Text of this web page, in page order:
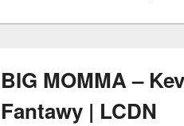
BIG MOMMA –
Fantawy | LCDN